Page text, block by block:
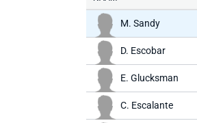
M. Sandy
D. Escobar
E. Glucksman
C. Escalante